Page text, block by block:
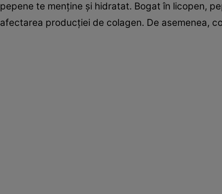
pepene te menţine şi hidratat. Bogat în licopen,
afectarea producţiei de colagen. De asemenea,